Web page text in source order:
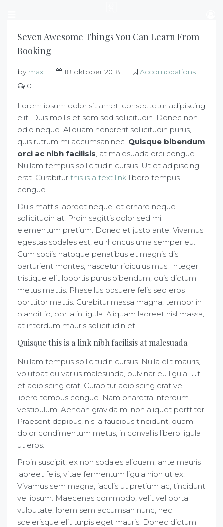
Seven Awesome Things You Can Learn From
Booking
by max 18 oktober 2018
Accomodations
0
Lorem ipsum dolor sit amet, consectetur adipiscing
elit. Duis mollis et sem sed sollicitudin. Donec non
odio neque. Aliquam hendrerit sollicitudin purus,
quis rutrum mi accumsan nec. Quisque bibendum
orci ac nibh facilisis, at malesuada orci congue.
Nullam tempus sollicitudin cursus. Ut et adipiscing
erat. Curabitur this is a text link libero tempus
congue.
Duis mattis laoreet neque, et ornare neque
sollicitudin at. Proin sagittis dolor sed mi
elementum pretium. Donec et justo ante. Vivamus
egestas sodales est, eu rhoncus urna semper eu.
Cum sociis natoque penatibus et magnis dis
parturient montes, nascetur ridiculus mus. Integer
tristique elit lobortis purus bibendum, quis dictum
metus mattis. Phasellus posuere felis sed eros
porttitor mattis. Curabitur massa magna, tempor in
blandit id, porta in ligula. Aliquam laoreet nisl massa,
at interdum mauris sollicitudin et.
Quisque this is a link nibh facilisis at malesuada
Nullam tempus sollicitudin cursus. Nulla elit mauris,
volutpat eu varius malesuada, pulvinar eu ligula. Ut
et adipiscing erat. Curabitur adipiscing erat vel
libero tempus congue. Nam pharetra interdum
vestibulum. Aenean gravida mi non aliquet porttitor.
Praesent dapibus, nisi a faucibus tincidunt, quam
dolor condimentum metus, in convallis libero ligula
ut eros.
Proin suscipit, ex non sodales aliquam, ante mauris
laoreet felis, vitae fermentum ligula nibh ut ex.
Vivamus sem magna, iaculis ut pretium ac, tincidunt
vel ipsum. Maecenas commodo, velit vel porta
vulputate, lorem sem accumsan nunc, nec
scelerisque elit turpis eget mauris. Donec dictum